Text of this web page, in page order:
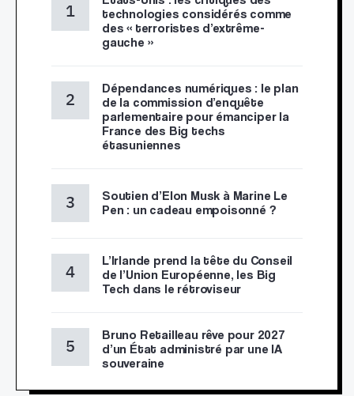
technologies considérés comme
des « terroristes d’extrême-
gauche »
Dépendances numériques : le plan
de la commission d’enquête
parlementaire pour émanciper la
France des Big techs
étasuniennes
Soutien d’Elon Musk à Marine Le
Pen : un cadeau empoisonné ?
L’Irlande prend la tête du Conseil
de l’Union Européenne, les Big
Tech dans le rétroviseur
Bruno Retailleau rêve pour 2027
d’un État administré par une IA
souveraine